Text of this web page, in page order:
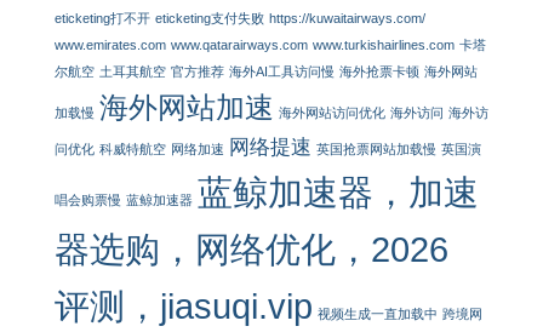
eticketing打不开 eticketing支付失败 https://kuwaitairways.com/
www.emirates.com www.qatarairways.com www.turkishairlines.com 卡塔
尔航空 土耳其航空 官方推荐 海外AI工具访问慢 海外抢票卡顿 海外网站
加载慢 海外网站加速 海外网站访问优化 海外访问 海外访
问优化 科威特航空 网络加速 网络提速 英国抢票网站加载慢 英国演
唱会购票慢 蓝鲸加速器 蓝鲸加速器，加速
器选购，网络优化，2026
评测，jiasuqi.vip 视频生成一直加载中 跨境网